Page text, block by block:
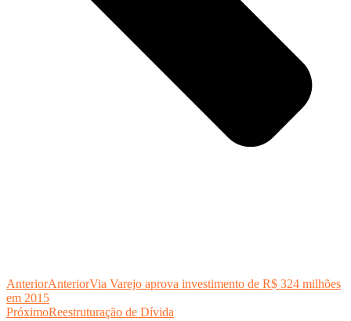
AnteriorAnteriorVia Varejo aprova investimento de R$ 324 milhões
em 2015
PróximoReestruturação de Dívida